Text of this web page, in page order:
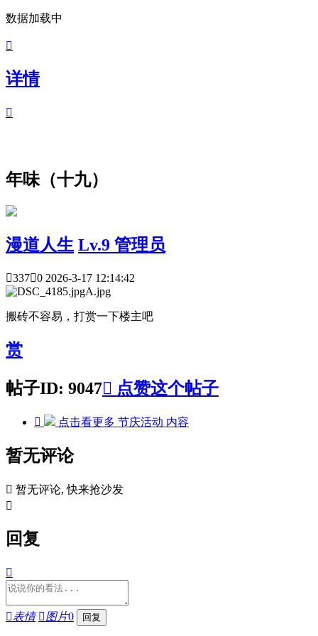
数据加载中

详情

年味（十九）
漫道人生 Lv.9 管理员
3370 2026-3-17 12:14:42
搬砖不容易，打赏一下楼主吧
赏
帖子ID: 9047 点赞这个帖子
 点击看更多 节庆活动 内容
暂无评论
 暂无评论, 快来抢沙发

回复

表情 图片0